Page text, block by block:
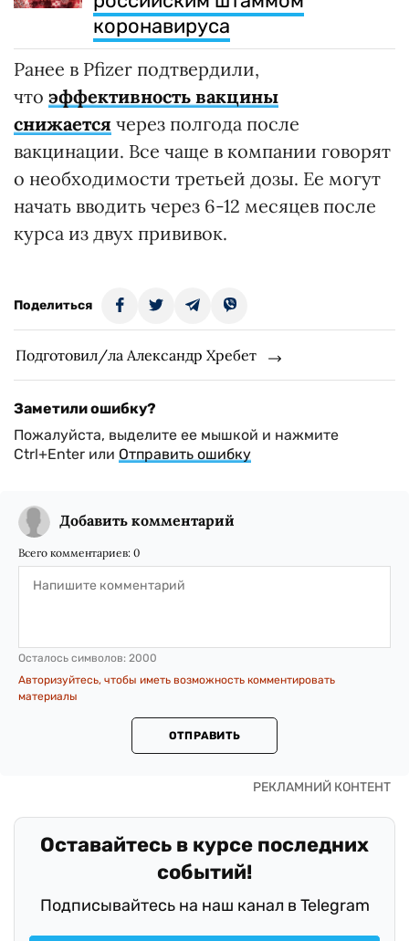
коронавируса
Ранее в Pfizer подтвердили,
что эффективность вакцины
снижается через полгода после
вакцинации. Все чаще в компании говорят
о необходимости третьей дозы. Ее могут
начать вводить через 6-12 месяцев после
курса из двух прививок.
Поделиться
Подготовил/ла Александр Хребет
Заметили ошибку?
Пожалуйста, выделите ее мышкой и нажмите
Ctrl+Enter или Отправить ошибку
Добавить комментарий
Всего комментариев: 0
Осталось символов: 2000
Авторизуйтесь, чтобы иметь возможность комментировать
материалы
ОТПРАВИТЬ
Оставайтесь в курсе последних
событий!
Подписывайтесь на наш канал в Telegram